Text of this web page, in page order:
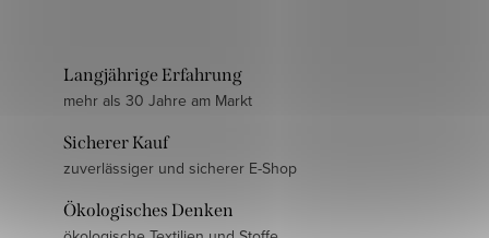
Langjährige Erfahrung
mehr als 30 Jahre am Markt
Sicherer Kauf
zuverlässiger und sicherer E-Shop
Ökologisches Denken